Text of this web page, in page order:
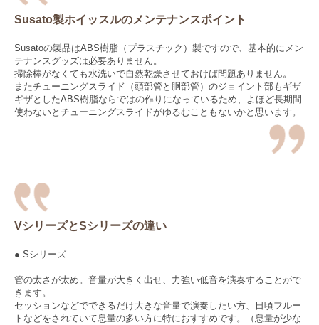
Susato製ホイッスルのメンテナンスポイント
Susatoの製品はABS樹脂（プラスチック）製ですので、基本的にメン
テナンスグッズは必要ありません。
掃除棒がなくても水洗いで自然乾燥させておけば問題ありません。
またチューニングスライド（頭部管と胴部管）のジョイント部もギザ
ギザとしたABS樹脂ならではの作りになっているため、よほど長期間
使わないとチューニングスライドがゆるむこともないかと思います。
VシリーズとSシリーズの違い
● Sシリーズ
管の太さが太め。音量が大きく出せ、力強い低音を演奏することがで
きます。
セッションなどでできるだけ大きな音量で演奏したい方、日頃フルー
トなどをされていて息量の多い方に特におすすめです。（息量が少な